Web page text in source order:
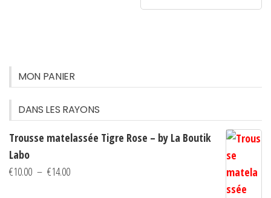
€23.00.€18.00.
sur
page
du
MON PANIER
DANS LES RAYONS
Trousse matelassée Tigre Rose – by La Boutik
Labo
€10.00 – €14.00Plage